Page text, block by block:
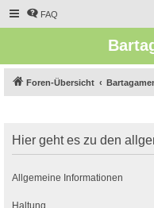
FAQ
Foren-Übersicht
Hier geht es zu den
Allgemeine Informationen
Haltung